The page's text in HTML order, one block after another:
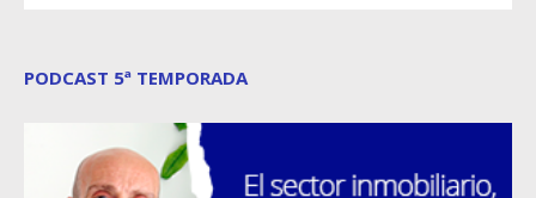
PODCAST 5ª TEMPORADA